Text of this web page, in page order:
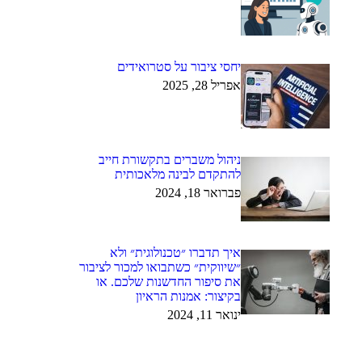
יחסי ציבור על סטרואידים
אפריל 28, 2025
ניהול משברים בתקשורת חייב
להתקדם לבינה מלאכותית
פברואר 18, 2024
איך תדברו ״טכנולוגית״ ולא
״שיווקית״ כשתבואו למכור לציבור
את סיפור החדשנות שלכם. או
בקיצור: אמנות הראיון
ינואר 11, 2024